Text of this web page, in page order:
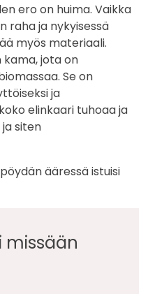
ero on huima. Vaikka
raha ja nykyisessä
myös materiaali.
jota on
Se on
ja
elinkaari tuhoaa ja
siten
ääressä istuisi
missään